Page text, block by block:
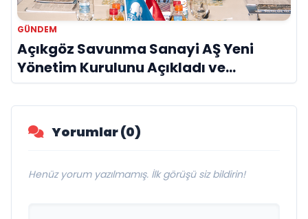
GÜNDEM
Açıkgöz Savunma Sanayi AŞ Yeni
Yönetim Kurulunu Açıkladı ve
Savunma Sanayinde Küresel Vizyon
Vurgusu
Yorumlar (0)
Henüz yorum yazılmamış. İlk görüşü siz bildirin!